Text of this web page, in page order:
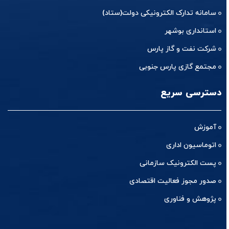
سامانه تدارک الکترونیکی دولت(ستاد)
استانداری بوشهر
شرکت نفت و گاز پارس
مجتمع گازی پارس جنوبی
دسترسی سریع
آموزش
اتوماسیون اداری
پست الکترونیک سازمانی
صدور مجوز فعالیت اقتصادی
پژوهش و فناوری